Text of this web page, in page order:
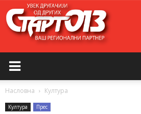
Насловна Култура
Култура Прес